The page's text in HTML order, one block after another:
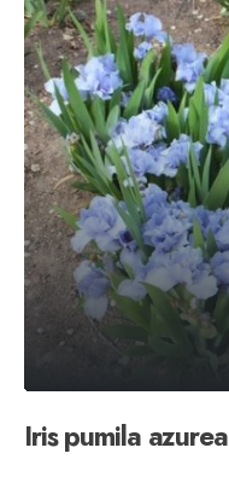
Iris pumila azurea